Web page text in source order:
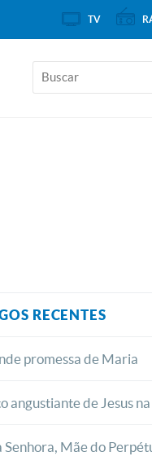
RECENTES
promessa de Maria
angustiante de Jesus
Senhora, Mãe do
TV